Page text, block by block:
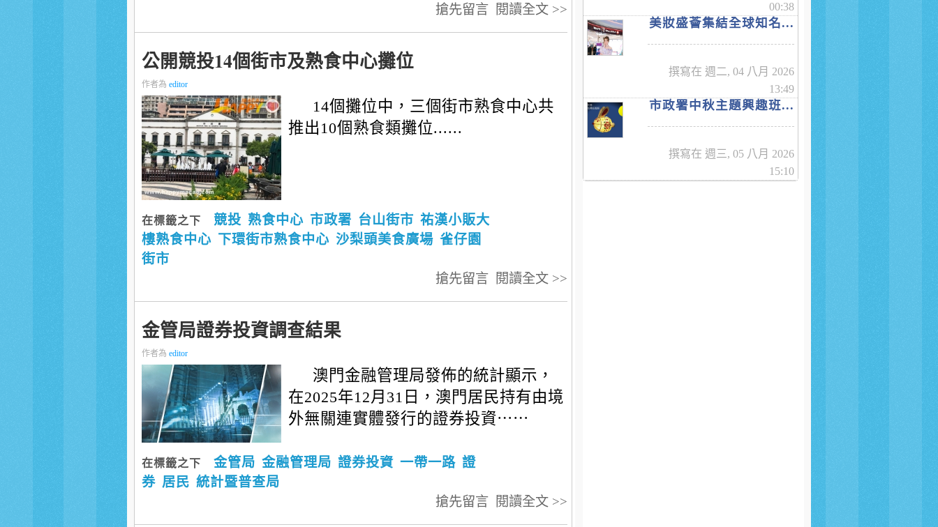
閱讀全文 >>
搶先留言
公開競投14個街市及熟食中心攤位
作者為 editor
14個攤位中，三個街市熟食中心共
推出10個熟食類攤位......
在標籤之下 競投 熟食中心 市政署 台山街市 祐漢小販大
樓熟食中心 下環街市熟食中心 沙梨頭美食廣場 雀仔園
街市
閱讀全文 >>
搶先留言
金管局證券投資調查結果
作者為 editor
澳門金融管理局發佈的統計顯示，
在2025年12月31日，澳門居民持有由境
外無關連實體發行的證券投資⋯⋯
在標籤之下 金管局 金融管理局 證券投資 一帶一路 證
券 居民 統計暨普查局
閱讀全文 >>
搶先留言
00:38
美妝盛薈集結全球知名...
撰寫在 週二, 04 八月 2026
13:49
市政署中秋主題興趣班...
撰寫在 週三, 05 八月 2026
15:10